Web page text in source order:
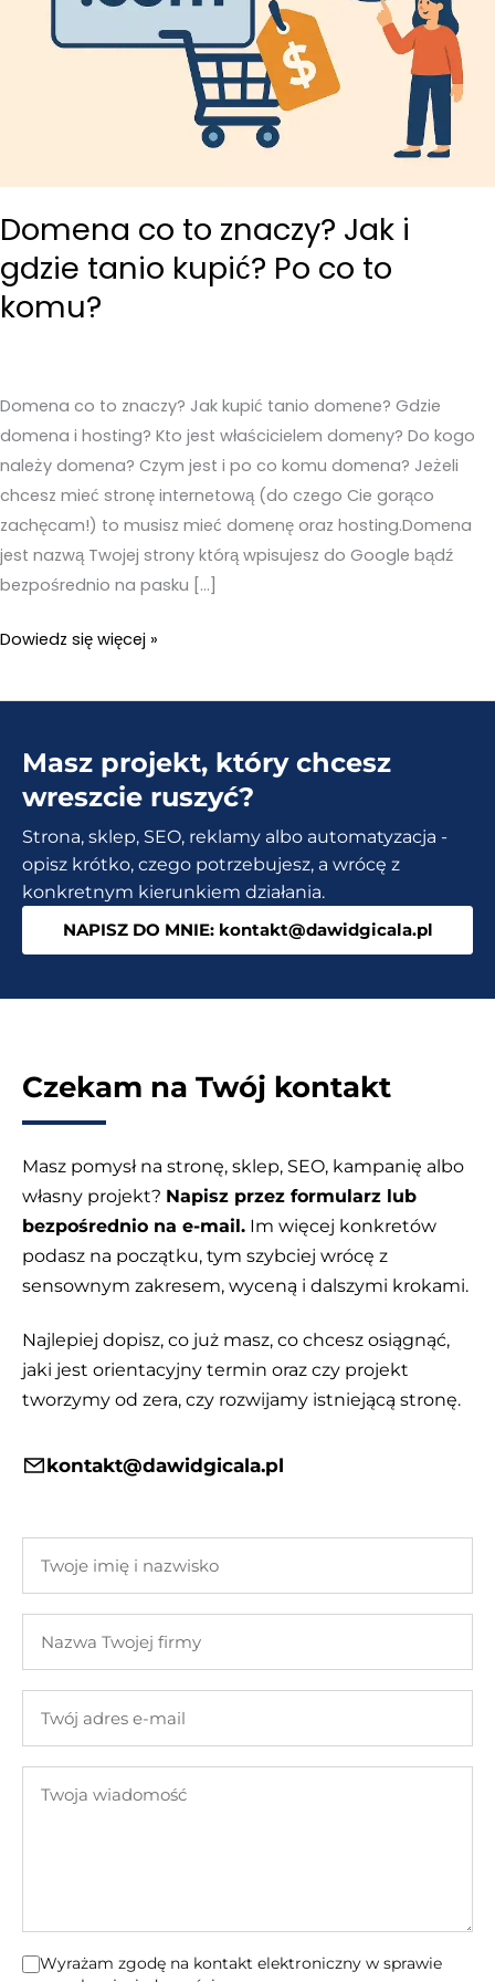
Domena co to znaczy? Jak i
gdzie tanio kupić? Po co to
komu?
Domena co to znaczy? Jak kupić tanio domene? Gdzie
domena i hosting? Kto jest właścicielem domeny? Do kogo
należy domena? Czym jest i po co komu domena? Jeżeli
chcesz mieć stronę internetową (do czego Cie gorąco
zachęcam!) to musisz mieć domenę oraz hosting.Domena
jest nazwą Twojej strony którą wpisujesz do Google bądź
bezpośrednio na pasku […]
Domena
to
Jak
tanio
kupić?
komu?
Dowiedz się więcej »
Masz projekt, który chcesz
wreszcie ruszyć?
Strona, sklep, SEO, reklamy albo automatyzacja -
opisz krótko, czego potrzebujesz, a wrócę z
konkretnym kierunkiem działania.
NAPISZ DO MNIE: kontakt@dawidgicala.pl
Czekam na Twój kontakt
Masz pomysł na stronę, sklep, SEO, kampanię albo
własny projekt? Napisz przez formularz lub
bezpośrednio na e-mail. Im więcej konkretów
podasz na początku, tym szybciej wrócę z
sensownym zakresem, wyceną i dalszymi krokami.
Najlepiej dopisz, co już masz, co chcesz osiągnąć,
jaki jest orientacyjny termin oraz czy projekt
tworzymy od zera, czy rozwijamy istniejącą stronę.
kontakt@dawidgicala.pl
imię
nazwisko
Twojej
adres
mail
wiadomość
Wyrażam zgodę na kontakt elektroniczny w sprawie